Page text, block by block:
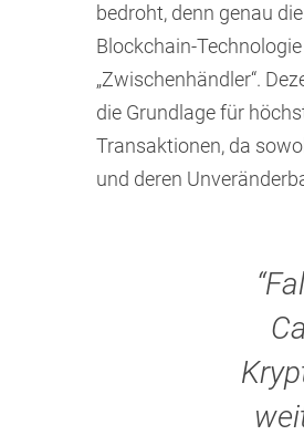
bedroht, denn genau
Blockchain-
„Zwischenhändler“.
die Grundlage für
Transaktionen, da
und deren